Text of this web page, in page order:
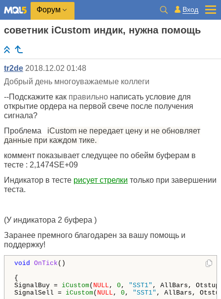
Форум Вход
советник iCustom индик, нужна помощь
tr2de 2018.12.02 01:48
Добрый день многоуважаемые коллеги
--Подскажите как правильно написать условие для
открытие ордера на первой свече после получения
сигнала?
Проблема iCustom не передает цену и не обновляет
данные при каждом тике.
коммент показывает следущее по обейм буферам в
тесте : 2,1474SE+09
Индикатор в тесте рисует стрелки только при завершении
теста.
(У индикатора 2 буфера )
Заранее премного благодарен за вашу помощь и
поддержку!
void OnTick ()
{
SignalBuy = iCustom( NULL , 0 , "SST1" , AllBars,
SignalSell = iCustom( NULL , 0 , "SST1" , AllBars,